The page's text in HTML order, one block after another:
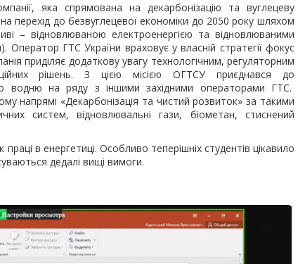
яка спрямована на декарбонізацію та вуглецеву
перехід до безвуглецевої економіки до 2050 року шляхом
– відновлюваною електроенергією та відновлюваними
ГТС України враховує у власній стратегії фокус
приділяє додаткову увагу технологічним, регуляторним
рішень. З цією місією ОГТСУ приєднався до
водню на ряду з іншими західними операторами ГТС.
напрямі «Декарбонізація та чистий розвиток» за такими
систем, відновлювальні гази, біометан, стиснений
в енергетиці. Особливо теперішніх студентів цікавило
дедалі вищі вимоги.